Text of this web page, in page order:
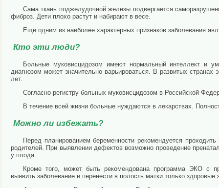
Сама ткань поджелудочной железы подвергается
фиброз. Дети плохо растут и набирают в весе.
Еще одним из наиболее характерных признаков заболевания
Кто эти люди?
Больные муковисцидозом имеют нормальный интеллект и
диагнозом может значительно варьироваться. В развитых
лет.
Согласно регистру больных муковисцидозом в Российской
В течение всей жизни больные нуждаются в лекарствах.
Можно ли избежать?
Перед планированием беременности рекомендуется
родителей. При выявлении дефектов возможно проведение
у плода.
Кроме того, может быть рекомендована программа ЭКО с
выявить заболевание и перенести в полость матки только здоровые